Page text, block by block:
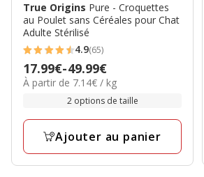
True Origins Pure - Croquettes
au Poulet sans Céréales pour Chat
Adulte Stérilisé
4.9
étoiles
avec
avis
4.9(65)
Prix
de
à
49.99€
17.99€-49.99€
7.14€
À partir de 7.14€ / kg
2 options de taille
Ajouter au panier